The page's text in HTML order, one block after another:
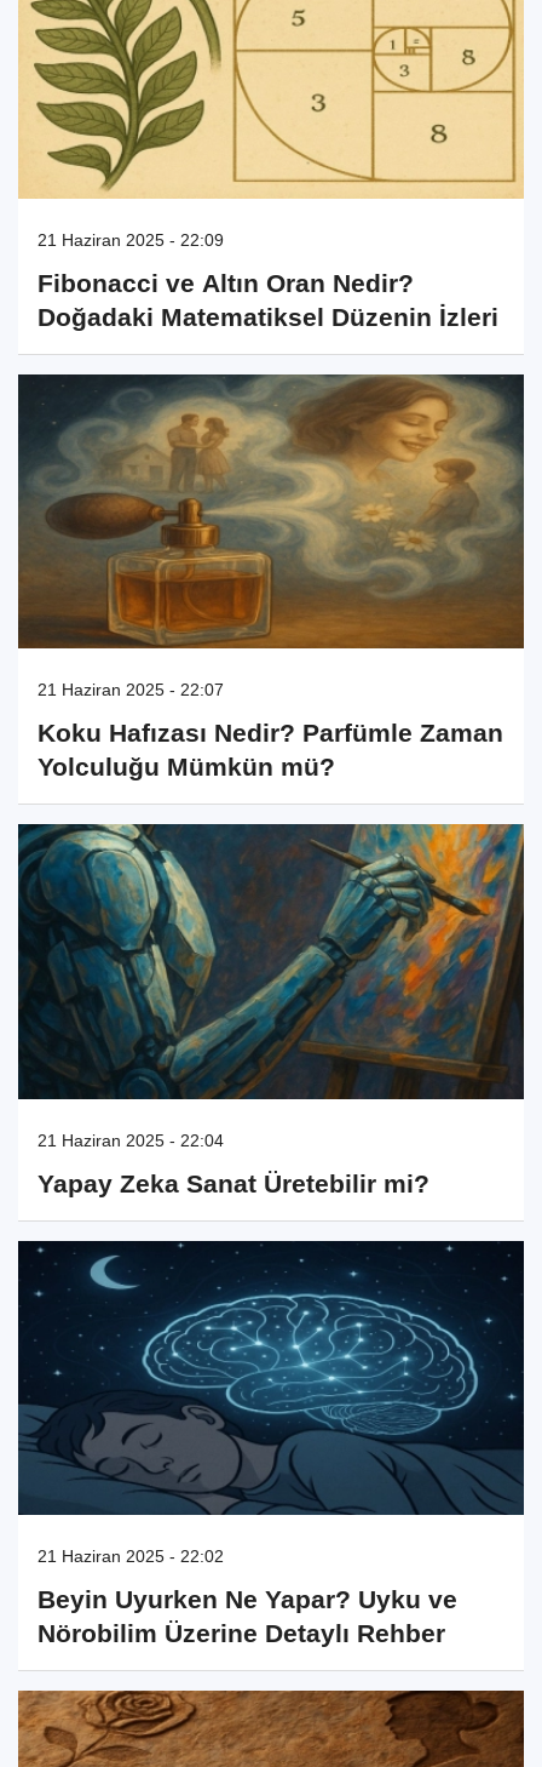
21 Haziran 2025 - 22:09
Fibonacci ve Altın Oran Nedir?
Doğadaki Matematiksel Düzenin İzleri
21 Haziran 2025 - 22:07
Koku Hafızası Nedir? Parfümle Zaman
Yolculuğu Mümkün mü?
21 Haziran 2025 - 22:04
Yapay Zeka Sanat Üretebilir mi?
21 Haziran 2025 - 22:02
Beyin Uyurken Ne Yapar? Uyku ve
Nörobilim Üzerine Detaylı Rehber